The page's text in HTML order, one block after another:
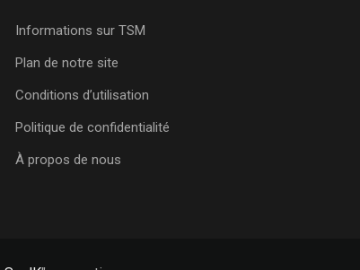
Informations sur TSM
Plan de notre site
Conditions d’utilisation
Politique de confidentialité
À propos de nous